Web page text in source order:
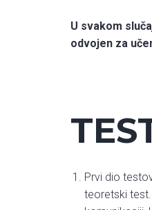
U svakom
odvojen za
Prvi dio
teoretski